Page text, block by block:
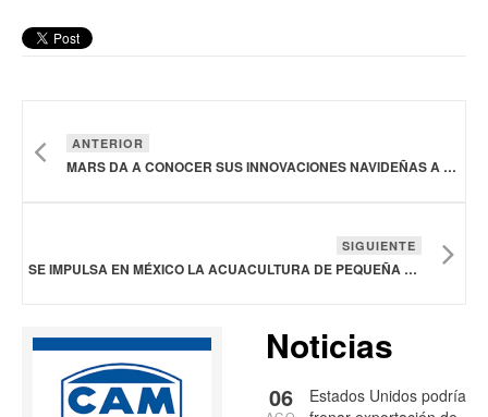
ANTERIOR
MARS DA A CONOCER SUS INNOVACIONES NAVIDEÑAS A TRAVÉS DE M&M'S Y TWIX
SIGUIENTE
SE IMPULSA EN MÉXICO LA ACUACULTURA DE PEQUEÑA ESCALA Y BENEFICIA A MÁS DE 12 MIL FAMILIAS
Noticias
Estados Unidos podría
06